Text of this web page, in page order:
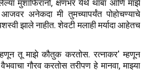
मुशाफिरांनो, क्षणभर येथे थांबा आणि माझे
अनेकदा मी तुमच्यापर्यंत पोहोचण्याचे
झाले नाहीत. शेवटी मलाही मर्यादा आहेतच
म्हणून तू माझे कौतुक करतोस. रत्नाकर' म्हणून
गौरव करतोस तरीपण हे मानवा, माझ्या